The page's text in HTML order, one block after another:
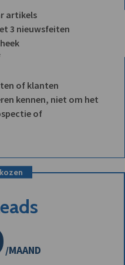
artikels
3 nieuwsfeiten
of klanten
kennen, niet om het
of
/MAAND